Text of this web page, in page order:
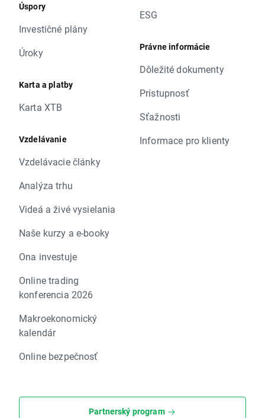
Úspory
Investičné plány
Úroky
Karta a platby
Karta XTB
Vzdelávanie
Vzdelávacie články
Analýza trhu
Videá a živé vysielania
Naše kurzy a e-booky
Ona investuje
Online trading
konferencia 2026
Makroekonomický
kalendár
Online bezpečnosť
ESG
Právne informácie
Dôležité dokumenty
Prístupnosť
Sťažnosti
Informace pro klienty
Partnerský program